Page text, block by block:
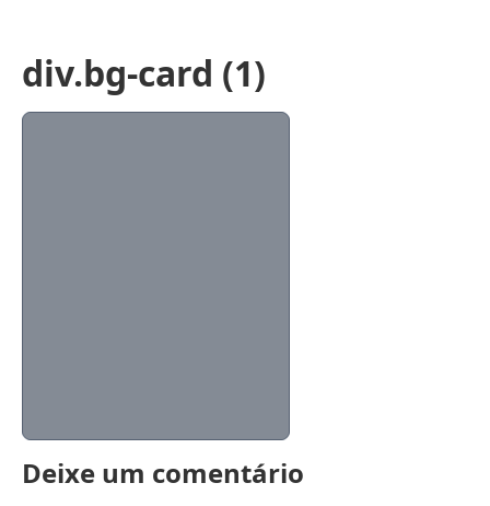
div.bg-card (1)
Deixe um comentário